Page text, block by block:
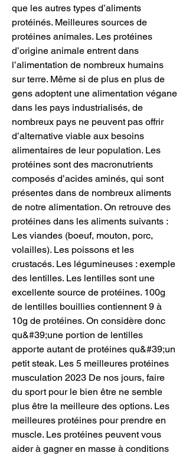
que les autres types d’aliments
protéinés. Meilleures sources de
protéines animales. Les protéines
d’origine animale entrent dans
l’alimentation de nombreux humains
sur terre. Même si de plus en plus de
gens adoptent une alimentation végane
dans les pays industrialisés, de
nombreux pays ne peuvent pas offrir
d’alternative viable aux besoins
alimentaires de leur population. Les
protéines sont des macronutrients
composés d’acides aminés, qui sont
présentes dans de nombreux aliments
de notre alimentation. On retrouve des
protéines dans les aliments suivants :
Les viandes (boeuf, mouton, porc,
volailles). Les poissons et les
crustacés. Les légumineuses : exemple
des lentilles. Les lentilles sont une
excellente source de protéines. 100g
de lentilles bouillies contiennent 9 à
10g de protéines. On considère donc
qu&#39;une portion de lentilles
apporte autant de protéines qu&#39;un
petit steak. Les 5 meilleures protéines
musculation 2023 De nos jours, faire
du sport pour le bien être ne semble
plus être la meilleure des options. Les
meilleures protéines pour prendre en
muscle. Les protéines peuvent vous
aider à gagner en masse à conditions